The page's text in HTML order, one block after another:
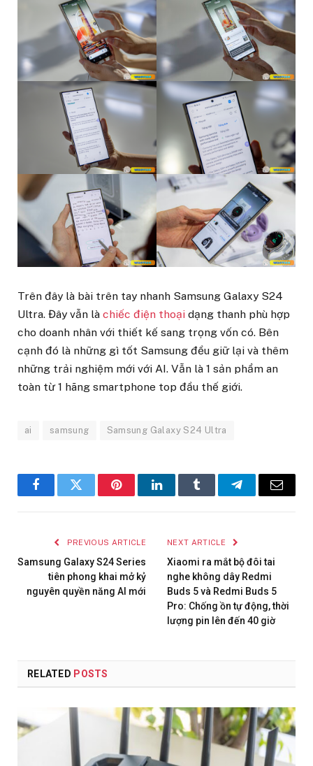
Trên đây là bài trên tay nhanh Samsung Galaxy S24
Ultra. Đây vẫn là chiếc điện thoại dạng thanh phù hợp
cho doanh nhân với thiết kế sang trọng vốn có. Bên
cạnh đó là những gì tốt Samsung đều giữ lại và thêm
những trải nghiệm mới với AI. Vẫn là 1 sản phẩm an
toàn từ 1 hãng smartphone top đầu thế giới.
ai samsung Samsung Galaxy S24 Ultra
FacebookTwitter PinterestLinkedInTumblr TelegramEmail
PREVIOUS ARTICLE
Samsung Galaxy S24 Series
tiên phong khai mở kỷ
nguyên quyền năng AI mới
NEXT ARTICLE
Xiaomi ra mắt bộ đôi tai
nghe không dây Redmi
Buds 5 và Redmi Buds 5
Pro: Chống ồn tự động, thời
lượng pin lên đến 40 giờ
RELATED POSTS